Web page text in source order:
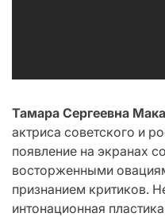
Тамара Сергеевна
актриса советского и
появление на экранах
восторженными
признанием критиков.
интонационная